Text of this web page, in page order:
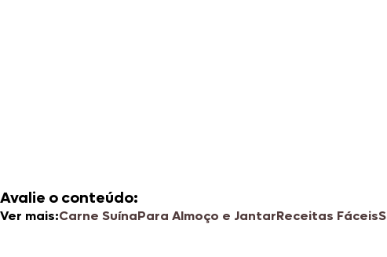
Avalie o conteúdo:
Ver mais:Carne SuínaPara Almoço e JantarReceitas Fáceis